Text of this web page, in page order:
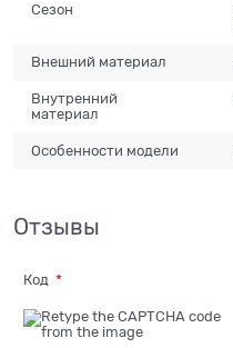
Сезон
Внешний материал
Внутренний
материал
Особенности модели
Отзывы
Код